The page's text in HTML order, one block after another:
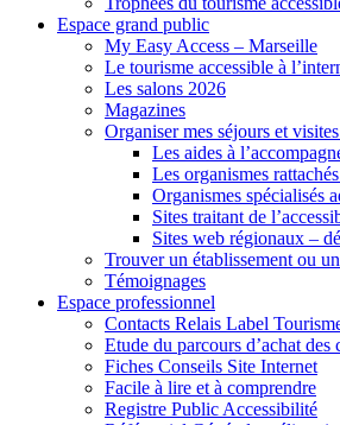
Espace grand public
My Easy Access – Marseille
Le tourisme accessible à
Les salons 2026
Magazines
Organiser mes séjours et
Les aides à
Les organismes
Organismes spécialisés
Sites traitant de
Sites web régionaux –
Trouver un établissement ou
Témoignages
Espace professionnel
Contacts Relais Label
Etude du parcours d’achat
Fiches Conseils Site Internet
Facile à lire et à comprendre
Registre Public Accessibilité